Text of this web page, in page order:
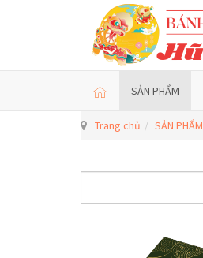
SẢN PHẨM
Trang chủ SẢN PHẨM